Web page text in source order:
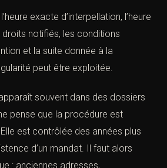
Le texte prévoit un régime
notamment que le procureur de
l’arrestation soit avisé dès le
rétention ne peut excéder vingt-
IMPORTANT.
exacte d’interpellation,
les droits notifiés, les
de la rétention et la suite donnée